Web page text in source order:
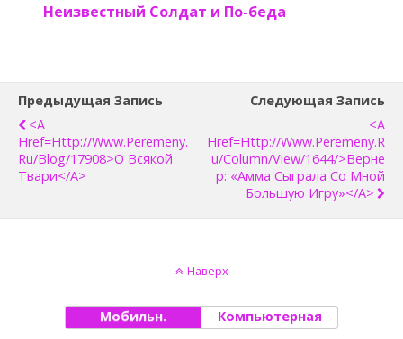
Неизвестный Солдат и По-беда
Предыдущая Запись
<a
Href=http://www.peremeny.
Ru/blog/17908>О Всякой
Твари</a>
Следующая Запись
<a
Href=http://www.peremeny.r
U/column/view/1644/>Верне
Р: «Амма Сыграла Со Мной
Большую Игру»</a>
Наверх
Мобильн. Компьютерная